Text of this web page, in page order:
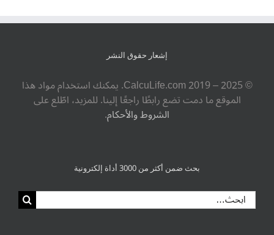
إشعار حقوق النشر
© ‎CalcuLife.com‎ 2019 – 2025. يمكنك استخدام مواد هذا
الموقع ما دمت تضع رابطًا راجعًا إلينا. للمزيد، اطّلع على
الشروط والأحكام.
بحث ضمن أكثر من 3000 أداة إلكترونية